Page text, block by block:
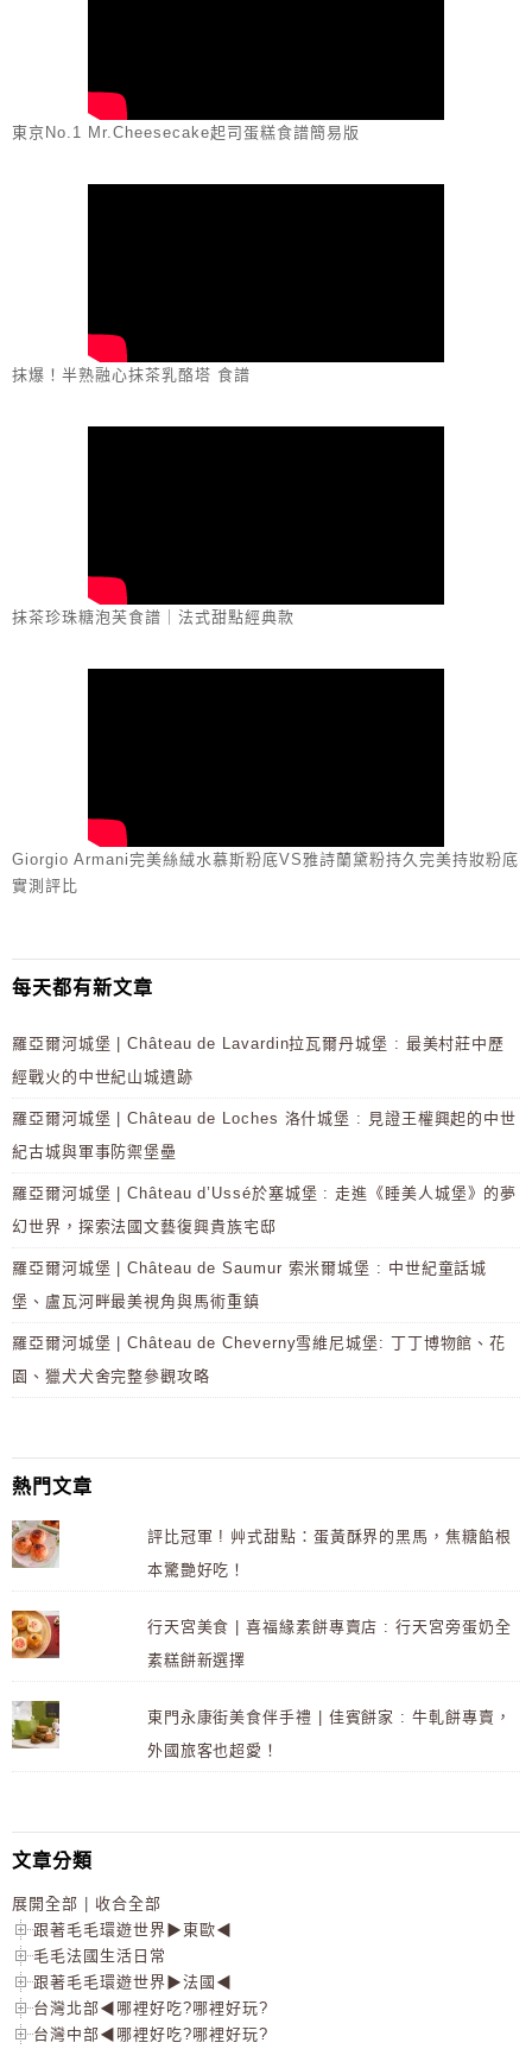
東京No.1 Mr.Cheesecake起司蛋糕食譜簡易版
抹爆！半熟融心抹茶乳酪塔 食譜
抹茶珍珠糖泡芙食譜｜法式甜點經典款
Giorgio Armani完美絲絨水慕斯粉底VS雅詩蘭黛粉持久完美持妝粉底
實測評比
每天都有新文章
羅亞爾河城堡 | Château de Lavardin拉瓦爾丹城堡 : 最美村莊中歷
經戰火的中世紀山城遺跡
羅亞爾河城堡 | Château de Loches 洛什城堡 : 見證王權興起的中世
紀古城與軍事防禦堡壘
羅亞爾河城堡 | Château d’Ussé於塞城堡 : 走進《睡美人城堡》的夢
幻世界，探索法國文藝復興貴族宅邸
羅亞爾河城堡 | Château de Saumur 索米爾城堡 : 中世紀童話城
堡、盧瓦河畔最美視角與馬術重鎮
羅亞爾河城堡 | Château de Cheverny雪維尼城堡: 丁丁博物館、花
園、獵犬犬舍完整參觀攻略
熱門文章
評比冠軍 ! 艸式甜點：蛋黃酥界的黑馬，焦糖餡根
本驚艷好吃！
行天宮美食 | 喜福緣素餅專賣店 : 行天宮旁蛋奶全
素糕餅新選擇
東門永康街美食伴手禮 | 佳賓餅家 : 牛軋餅專賣，
外國旅客也超愛！
文章分類
展開全部
收合全部
跟著毛毛環遊世界▶東歐◀
毛毛法國生活日常
跟著毛毛環遊世界▶法國◀
台灣北部◀哪裡好吃?哪裡好玩?
台灣中部◀哪裡好吃?哪裡好玩?